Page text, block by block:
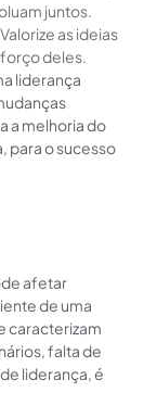
juntos.
as ideias
deles.
liderança
a melhoria do
para o sucesso
afetar
de uma
caracterizam
falta de
liderança, é